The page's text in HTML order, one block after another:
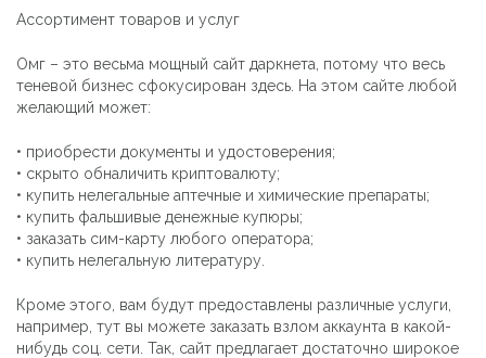
Ассортимент товаров и услуг
Омг – это весьма мощный сайт даркнета, потому что весь
теневой бизнес сфокусирован здесь. На этом сайте любой
желающий может:
• приобрести документы и удостоверения;
• скрыто обналичить криптовалюту;
• купить нелегальные аптечные и химические препараты;
• купить фальшивые денежные купюры;
• заказать сим-карту любого оператора;
• купить нелегальную литературу.
Кроме этого, вам будут предоставлены различные услуги,
например, тут вы можете заказать взлом аккаунта в какой-
нибудь соц. сети. Так, сайт предлагает достаточно широкое